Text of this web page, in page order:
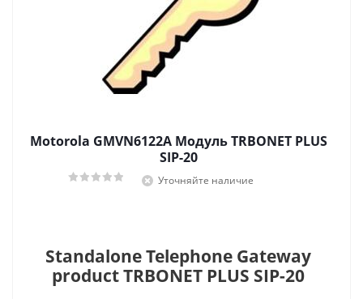
Motorola GMVN6122A Модуль TRBONET PLUS
SIP-20
Уточняйте наличие
Standalone Telephone Gateway
product TRBONET PLUS SIP-20